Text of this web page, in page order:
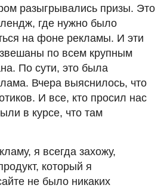
разыгрывались призы. Это
где нужно было
на фоне рекламы. И эти
по всем крупным
По сути, это была
Вчера выяснилось, что
И все, кто просил нас
в курсе, что там
я всегда захожу,
который я
не было никаких